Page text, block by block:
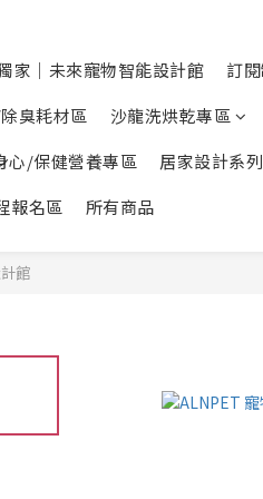
家｜未來寵物智能設計館
訂
臭耗材區
沙龍洗烘乾專區
心/保健營養專區
居家設計系
報名區
所有商品
館